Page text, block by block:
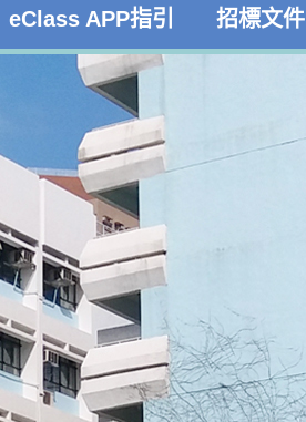
eClass APP指引 招標文件